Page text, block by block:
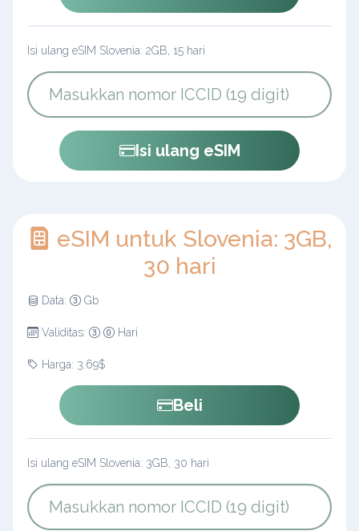
Isi ulang eSIM Slovenia: 2GB, 15 hari
Isi ulang eSIM
eSIM untuk Slovenia: 3GB,
30 hari
Data: Gb
Validitas: Hari
Harga: 3.69$
Beli
Isi ulang eSIM Slovenia: 3GB, 30 hari